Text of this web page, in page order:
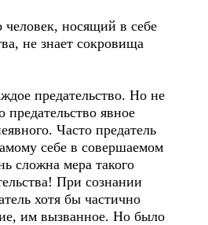
человек, носящий в себе
не знает сокровища
предательство. Но не
предательство явное
Часто предатель
себе в совершаемом
сложна мера такого
При сознании
хотя бы частично
им вызванное. Но было